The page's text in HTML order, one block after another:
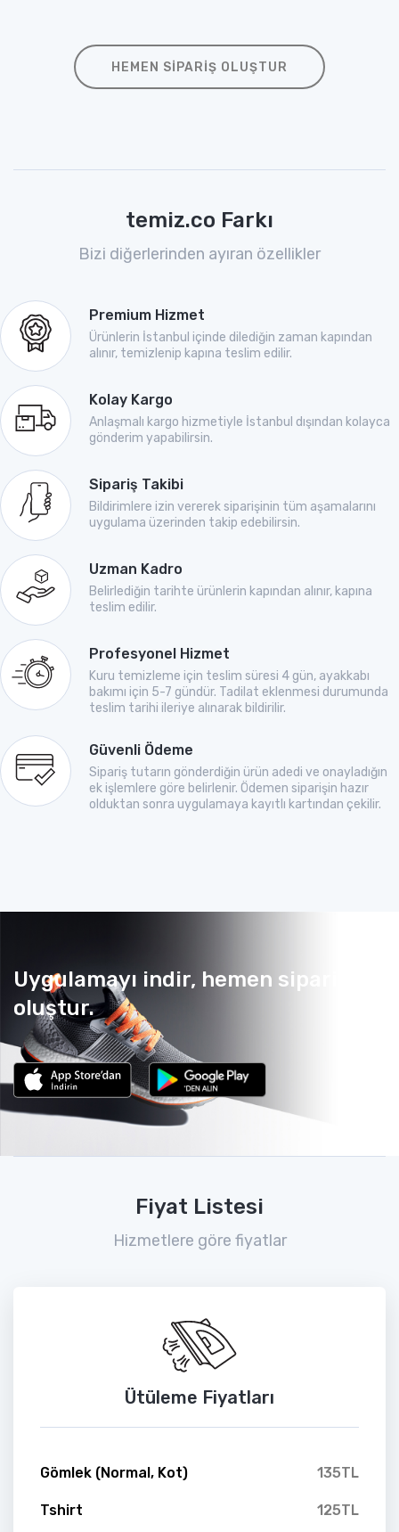
HEMEN SIPARIŞ OLUŞTUR
temiz.co Farkı
Bizi diğerlerinden ayıran özellikler
Premium Hizmet
Ürünlerin İstanbul içinde dilediğin zaman kapından
alınır, temizlenip kapına teslim edilir.
Kolay Kargo
Anlaşmalı kargo hizmetiyle İstanbul dışından kolayca
gönderim yapabilirsin.
Sipariş Takibi
Bildirimlere izin vererek siparişinin tüm aşamalarını
uygulama üzerinden takip edebilirsin.
Uzman Kadro
Belirlediğin tarihte ürünlerin kapından alınır, kapına
teslim edilir.
Profesyonel Hizmet
Kuru temizleme için teslim süresi 4 gün, ayakkabı
bakımı için 5-7 gündür. Tadilat eklenmesi durumunda
teslim tarihi ileriye alınarak bildirilir.
Güvenli Ödeme
Sipariş tutarın gönderdiğin ürün adedi ve onayladığın
ek işlemlere göre belirlenir. Ödemen siparişin hazır
olduktan sonra uygulamaya kayıtlı kartından çekilir.
Uygulamayı indir, hemen sipariş
oluştur.
Fiyat Listesi
Hizmetlere göre fiyatlar
Ütüleme Fiyatları
Gömlek (Normal, Kot) 135TL
Tshirt 125TL